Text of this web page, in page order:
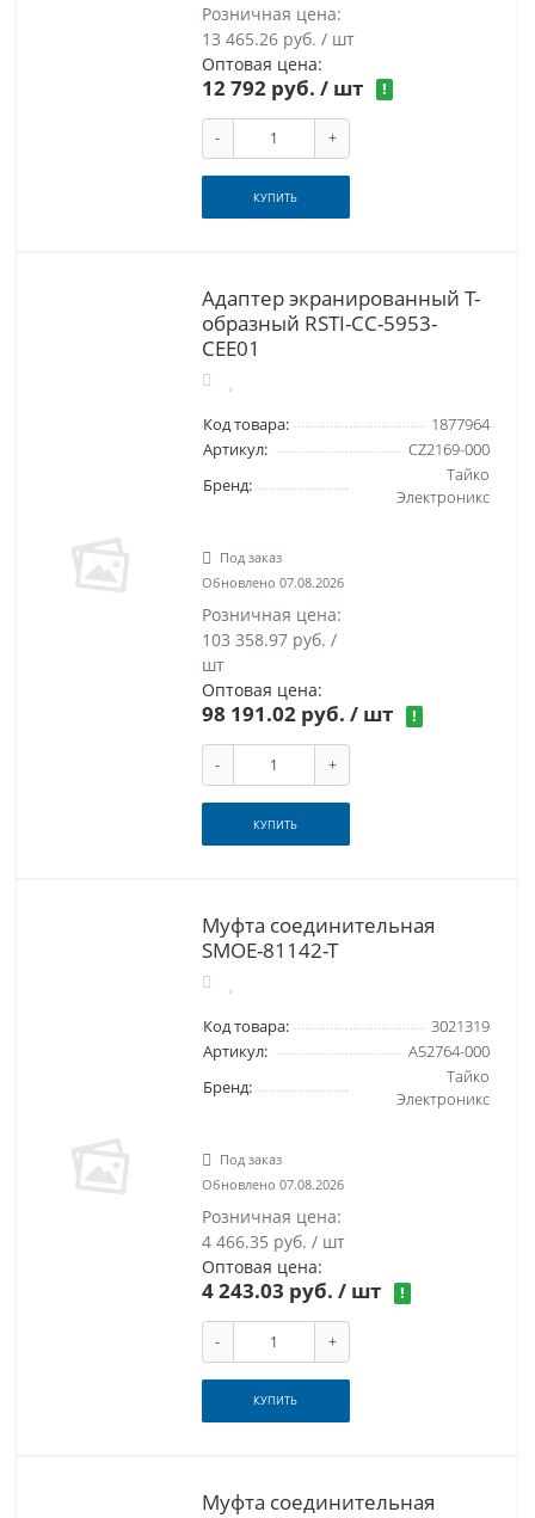
Розничная цена:
13 465.26 руб. / шт
Оптовая цена:
12 792 руб. / шт !
- +
КУПИТЬ
Адаптер экранированный Т-
образный RSTI-CC-5953-
CEE01
Код товара:
1877964
Артикул:
CZ2169-000
Бренд:
Тайко
Электроникс
Под заказ
Обновлено 07.08.2026
Розничная цена:
103 358.97 руб. /
шт
Оптовая цена:
98 191.02 руб. / шт !
- +
КУПИТЬ
Муфта соединительная
SMOE-81142-T
Код товара:
3021319
Артикул:
A52764-000
Бренд:
Тайко
Электроникс
Под заказ
Обновлено 07.08.2026
Розничная цена:
4 466.35 руб. / шт
Оптовая цена:
4 243.03 руб. / шт !
- +
КУПИТЬ
Муфта соединительная